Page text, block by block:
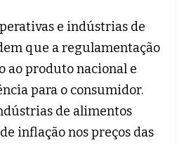
e indústrias de
que a regulamentação
ao produto nacional e
para o consumidor.
de alimentos
inflação nos preços das